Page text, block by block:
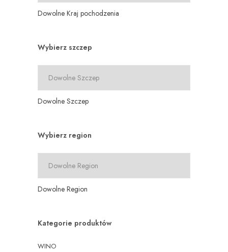
Dowolne Kraj pochodzenia
Wybierz szczep
Dowolne Szczep
Wybierz region
Dowolne Region
Kategorie produktów
WINO